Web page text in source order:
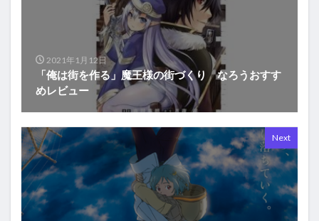
2021年1月12日
「俺は街を作る」魔王様の街づくり なろうおすす
めレビュー
Next